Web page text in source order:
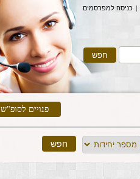
כניסה למפרסמים |
פנויים לסופ"ש